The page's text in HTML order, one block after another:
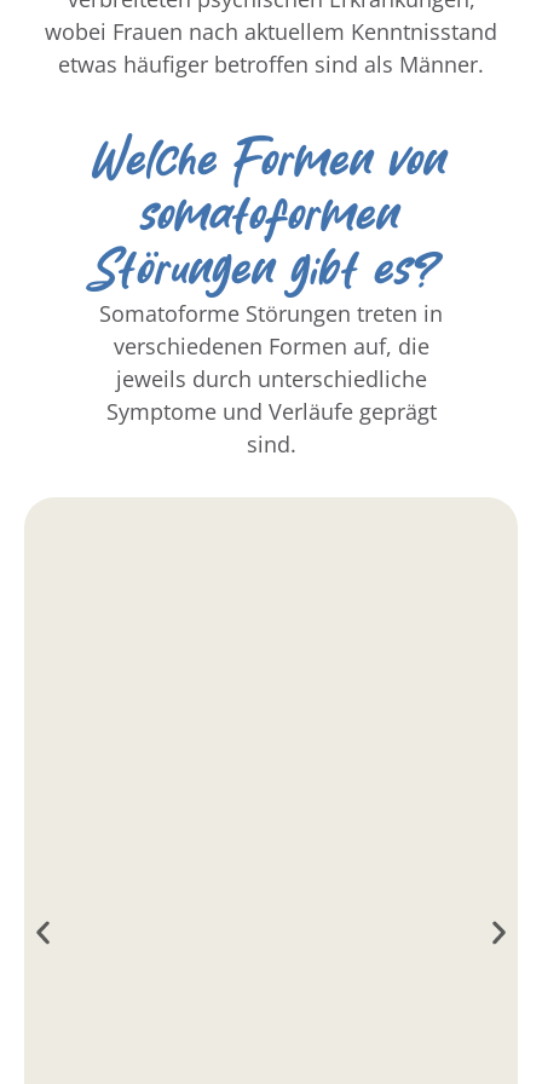
wobei Frauen nach aktuellem Kenntnisstand
etwas häufiger betroffen sind als Männer.
Welche Formen von
somatoformen
Störungen gibt es? ​
Somatoforme Störungen treten in
verschiedenen Formen auf, die
jeweils durch unterschiedliche
Symptome und Verläufe geprägt
sind.